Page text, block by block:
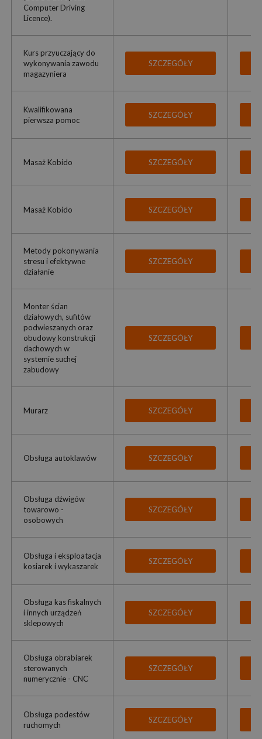
Computer Driving
Licence).
Kurs przyuczający do
wykonywania zawodu
magazyniera
SZCZEGÓŁY
Kwalifikowana
pierwsza pomoc
SZCZEGÓŁY
Masaż Kobido SZCZEGÓŁY
Masaż Kobido SZCZEGÓŁY
Metody pokonywania
stresu i efektywne
działanie
SZCZEGÓŁY
Monter ścian
działowych, sufitów
podwieszanych oraz
obudowy konstrukcji
dachowych w
systemie suchej
zabudowy
SZCZEGÓŁY
Murarz SZCZEGÓŁY
Obsługa autoklawów SZCZEGÓŁY
Obsługa dźwigów
towarowo -
osobowych
SZCZEGÓŁY
Obsługa i eksploatacja
kosiarek i wykaszarek
SZCZEGÓŁY
Obsługa kas fiskalnych
i innych urządzeń
sklepowych
SZCZEGÓŁY
Obsługa obrabiarek
sterowanych
numerycznie - CNC
SZCZEGÓŁY
Obsługa podestów
ruchomych
SZCZEGÓŁY